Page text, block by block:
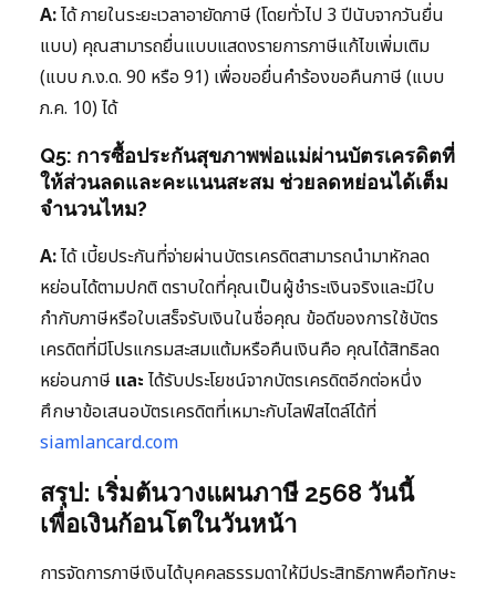
A:ได้ ภายในระยะเวลาอายัดภาษี (โดยทั่วไป 3 ปีนับจากวันยื่น
แบบ) คุณสามารถยื่นแบบแสดงรายการภาษีแก้ไขเพิ่มเติม
(แบบ ภ.ง.ด. 90 หรือ 91) เพื่อขอยื่นคำร้องขอคืนภาษี (แบบ
ภ.ค. 10) ได้
Q5: การซื้อประกันสุขภาพพ่อแม่ผ่านบัตรเครดิตที่
ให้ส่วนลดและคะแนนสะสม ช่วยลดหย่อนได้เต็ม
จำนวนไหม?
A:ได้ เบี้ยประกันที่จ่ายผ่านบัตรเครดิตสามารถนำมาหักลด
หย่อนได้ตามปกติ ตราบใดที่คุณเป็นผู้ชำระเงินจริงและมีใบ
กำกับภาษีหรือใบเสร็จรับเงินในชื่อคุณ ข้อดีของการใช้บัตร
เครดิตที่มีโปรแกรมสะสมแต้มหรือคืนเงินคือ คุณได้สิทธิลด
หย่อนภาษี และ ได้รับประโยชน์จากบัตรเครดิตอีกต่อหนึ่ง
ศึกษาข้อเสนอบัตรเครดิตที่เหมาะกับไลฟ์สไตล์ได้ที่
siamlancard.com
สรุป: เริ่มต้นวางแผนภาษี 2568 วันนี้
เพื่อเงินก้อนโตในวันหน้า
การจัดการภาษีเงินได้บุคคลธรรมดาให้มีประสิทธิภาพคือทักษะ